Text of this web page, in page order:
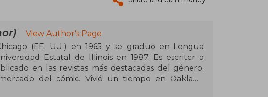
View Author's Page
(EE. UU.) en 1965 y se graduó en Lengua
Estatal de Illinois en 1987. Es escritor a
en las revistas más destacadas del género.
del cómic. Vivió un tiempo en Oakland
reside en su Chicago natal.